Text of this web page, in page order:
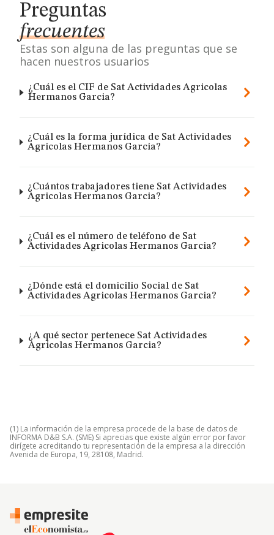
Preguntas
frecuentes
Estas son alguna de las preguntas que se
hacen nuestros usuarios
¿Cuál es el CIF de Sat Actividades Agricolas
Hermanos Garcia?
¿Cuál es la forma jurídica de Sat Actividades
Agricolas Hermanos Garcia?
¿Cuántos trabajadores tiene Sat Actividades
Agricolas Hermanos Garcia?
¿Cuál es el número de teléfono de Sat
Actividades Agricolas Hermanos Garcia?
¿Dónde está el domicilio Social de Sat
Actividades Agricolas Hermanos Garcia?
¿A qué sector pertenece Sat Actividades
Agricolas Hermanos Garcia?
(1) La información de la empresa procede de la base de datos de
INFORMA D&B S.A. (SME) Si aprecias que existe algún error por favor
dirígete acreditando tu representación de la empresa a la dirección
Avenida de Europa, 19, 28108, Madrid.